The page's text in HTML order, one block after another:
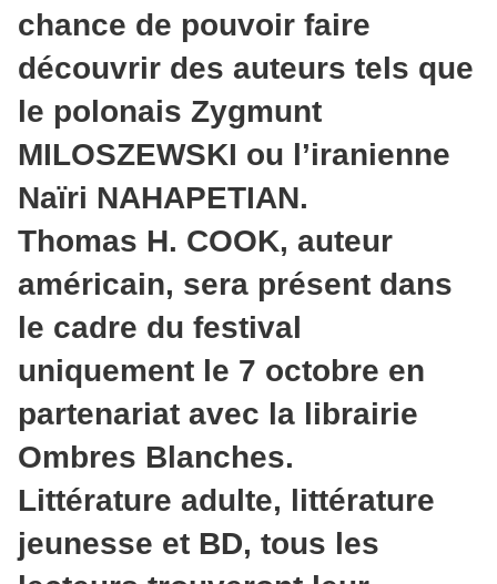
chance de pouvoir faire
découvrir des auteurs tels que
le polonais Zygmunt
MILOSZEWSKI ou l’iranienne
Naïri NAHAPETIAN.
Thomas H. COOK, auteur
américain, sera présent dans
le cadre du festival
uniquement le 7 octobre en
partenariat avec la librairie
Ombres Blanches.
Littérature adulte, littérature
jeunesse et BD, tous les